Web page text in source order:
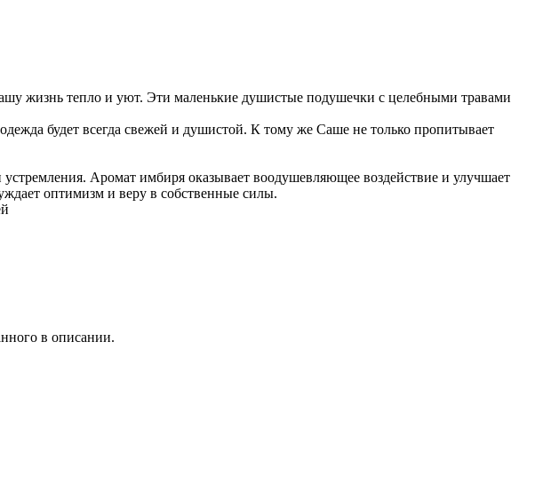
жизнь тепло и уют. Эти маленькие душистые подушечки с целебными травами
будет всегда свежей и душистой. К тому же Саше не только пропитывает
Аромат имбиря оказывает воодушевляющее воздействие и улучшает
оптимизм и веру в собственные силы.
в описании.